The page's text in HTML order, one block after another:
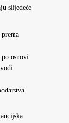
slijedeće
prema
po osnovi